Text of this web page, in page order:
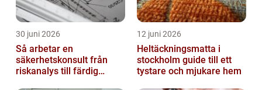
30 juni 2026
Så arbetar en
säkerhetskonsult från
riskanalys till färdig
12 juni 2026
Heltäckningsmatta i
stockholm guide till ett
tystare och mjukare hem